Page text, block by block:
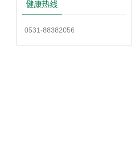
健康热线
0531-88382056